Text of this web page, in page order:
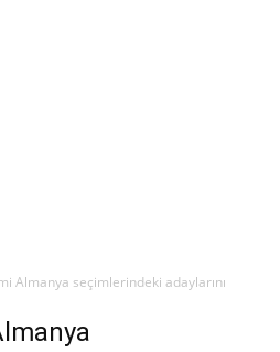
Almanya seçimlerindeki adaylarını